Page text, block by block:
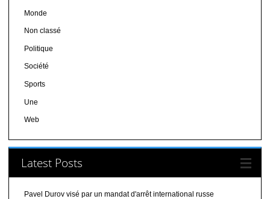
Monde
Non classé
Politique
Société
Sports
Une
Web
Latest Posts
Pavel Durov visé par un mandat d'arrêt international russe